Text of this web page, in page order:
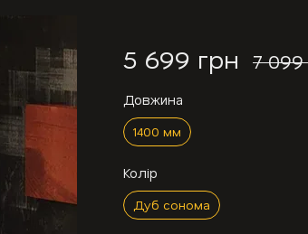
5 699 грн 7 099
Довжина
1400 мм
Колір
Дуб сонома